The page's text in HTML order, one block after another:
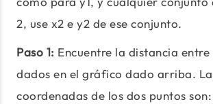
2, use x2 e y2 de ese conjunto.
Paso 1: Encuentre la distancia entre
dados en el gráfico dado arriba.
coordenadas de los dos puntos son: